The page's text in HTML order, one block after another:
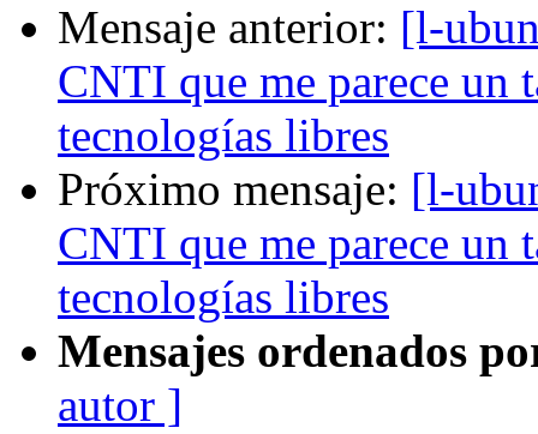
Mensaje anterior: [l-
CNTI que me parece un
tecnologías libres
Próximo mensaje: [l-
CNTI que me parece un
tecnologías libres
Mensajes ordenados
autor ]